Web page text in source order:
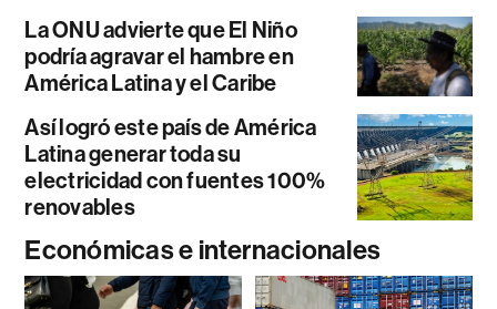
La ONU advierte que El Niño
podría agravar el hambre en
América Latina y el Caribe
Así logró este país de América
Latina generar toda su
electricidad con fuentes 100%
renovables
Económicas e internacionales